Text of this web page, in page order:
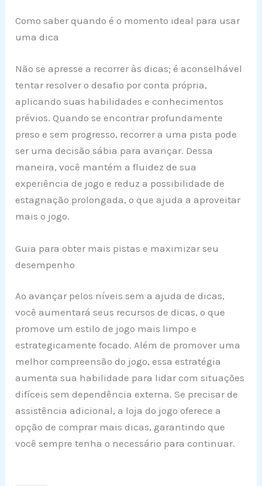
Como saber quando é o momento ideal para usar
uma dica
Não se apresse a recorrer às dicas; é aconselhável
tentar resolver o desafio por conta própria,
aplicando suas habilidades e conhecimentos
prévios. Quando se encontrar profundamente
preso e sem progresso, recorrer a uma pista pode
ser uma decisão sábia para avançar. Dessa
maneira, você mantém a fluidez de sua
experiência de jogo e reduz a possibilidade de
estagnação prolongada, o que ajuda a aproveitar
mais o jogo.
Guia para obter mais pistas e maximizar seu
desempenho
Ao avançar pelos níveis sem a ajuda de dicas,
você aumentará seus recursos de dicas, o que
promove um estilo de jogo mais limpo e
estrategicamente focado. Além de promover uma
melhor compreensão do jogo, essa estratégia
aumenta sua habilidade para lidar com situações
difíceis sem dependência externa. Se precisar de
assistência adicional, a loja do jogo oferece a
opção de comprar mais dicas, garantindo que
você sempre tenha o necessário para continuar.